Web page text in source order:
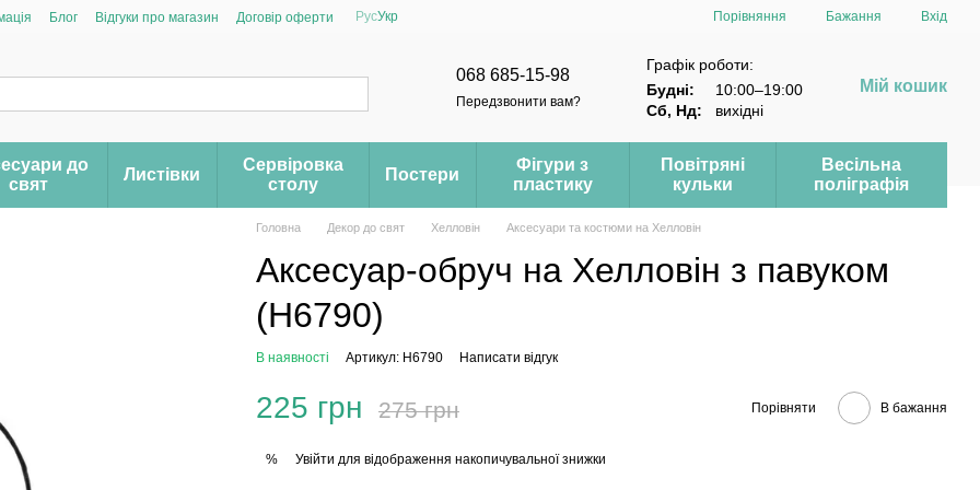
Блог Відгуки про магазин Договір оферти РусУкр Порівняння Бажання Вхід
068 685-15-98
Передзвонити вам?
Графік роботи:
Будні:
10:00–19:00
Сб, Нд:
вихідні
Мій кошик
до
свят
Листівки
Сервіровка
столу
Постери
Фігури з
пластику
Повітряні
кульки
Весільна
поліграфія
Головна Декор до свят Хелловін Аксесуари та костюми на Хелловін
Аксесуар-обруч на Хелловін з павуком
(H6790)
В наявності Артикул: H6790 Написати відгук
225 грн 275 грн Порівняти В бажання
% Увійти для відображення накопичувальної знижки